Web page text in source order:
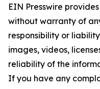
EIN Presswire
without warranty of
responsibility or
images, videos,
reliability of the
If you have any